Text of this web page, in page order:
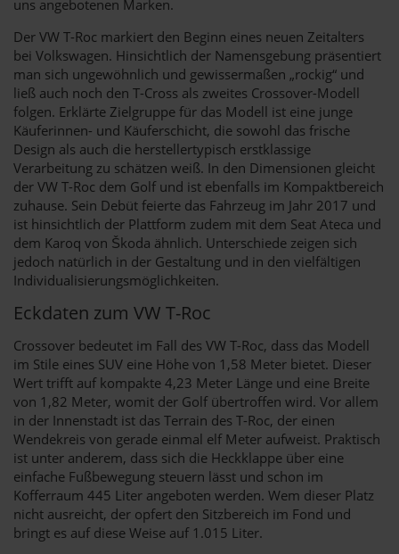
uns angebotenen Marken.
Der VW T-Roc markiert den Beginn eines neuen Zeitalters
bei Volkswagen. Hinsichtlich der Namensgebung präsentiert
man sich ungewöhnlich und gewissermaßen „rockig“ und
ließ auch noch den T-Cross als zweites Crossover-Modell
folgen. Erklärte Zielgruppe für das Modell ist eine junge
Käuferinnen- und Käuferschicht, die sowohl das frische
Design als auch die herstellertypisch erstklassige
Verarbeitung zu schätzen weiß. In den Dimensionen gleicht
der VW T-Roc dem Golf und ist ebenfalls im Kompaktbereich
zuhause. Sein Debüt feierte das Fahrzeug im Jahr 2017 und
ist hinsichtlich der Plattform zudem mit dem Seat Ateca und
dem Karoq von Škoda ähnlich. Unterschiede zeigen sich
jedoch natürlich in der Gestaltung und in den vielfältigen
Individualisierungsmöglichkeiten.
Eckdaten zum VW T-Roc
Crossover bedeutet im Fall des VW T-Roc, dass das Modell
im Stile eines SUV eine Höhe von 1,58 Meter bietet. Dieser
Wert trifft auf kompakte 4,23 Meter Länge und eine Breite
von 1,82 Meter, womit der Golf übertroffen wird. Vor allem
in der Innenstadt ist das Terrain des T-Roc, der einen
Wendekreis von gerade einmal elf Meter aufweist. Praktisch
ist unter anderem, dass sich die Heckklappe über eine
einfache Fußbewegung steuern lässt und schon im
Kofferraum 445 Liter angeboten werden. Wem dieser Platz
nicht ausreicht, der opfert den Sitzbereich im Fond und
bringt es auf diese Weise auf 1.015 Liter.